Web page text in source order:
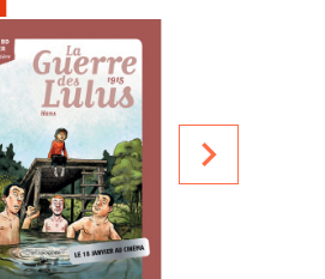
Prix club :
navigate_next